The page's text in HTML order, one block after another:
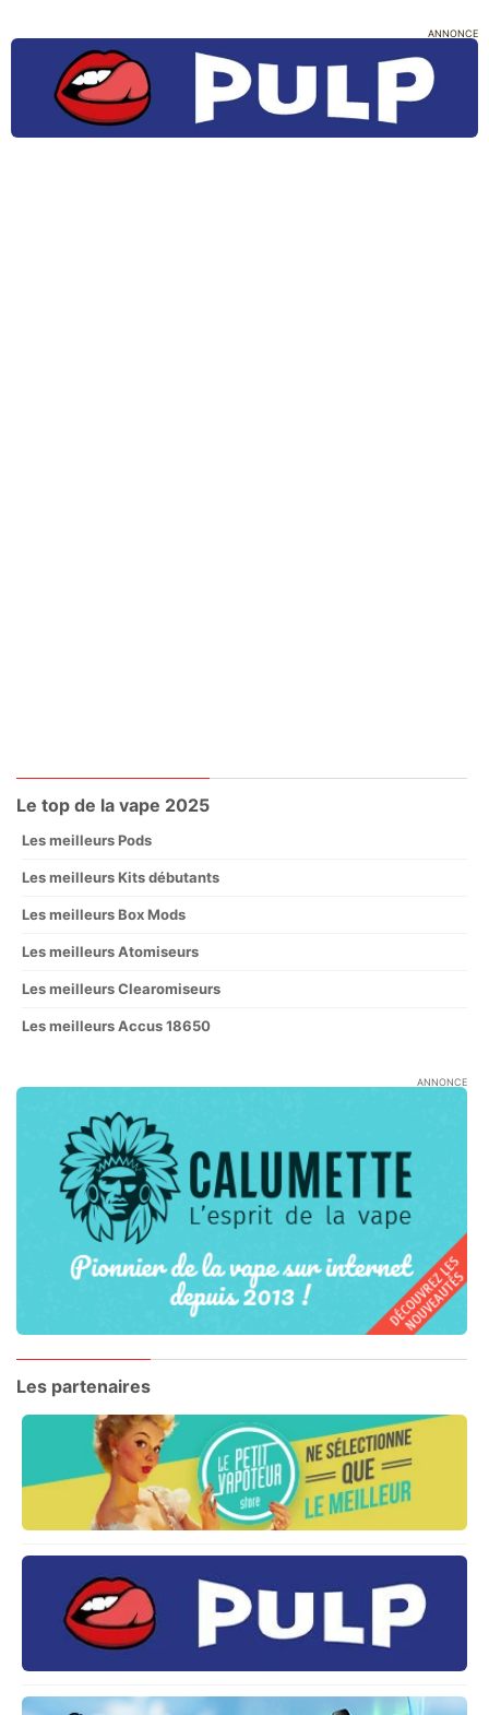
ANNONCE
Le top de la vape 2025
Les meilleurs Pods
Les meilleurs Kits débutants
Les meilleurs Box Mods
Les meilleurs Atomiseurs
Les meilleurs Clearomiseurs
Les meilleurs Accus 18650
ANNONCE
Les partenaires